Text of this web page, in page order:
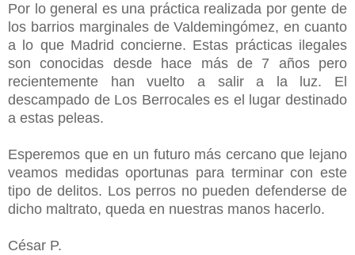
Por lo general es una práctica realizada por gente de
los barrios marginales de Valdemingómez, en cuanto
a lo que Madrid concierne. Estas prácticas ilegales
son conocidas desde hace más de 7 años pero
recientemente han vuelto a salir a la luz. El
descampado de Los Berrocales es el lugar destinado
a estas peleas.
Esperemos que en un futuro más cercano que lejano
veamos medidas oportunas para terminar con este
tipo de delitos. Los perros no pueden defenderse de
dicho maltrato, queda en nuestras manos hacerlo.
César P.